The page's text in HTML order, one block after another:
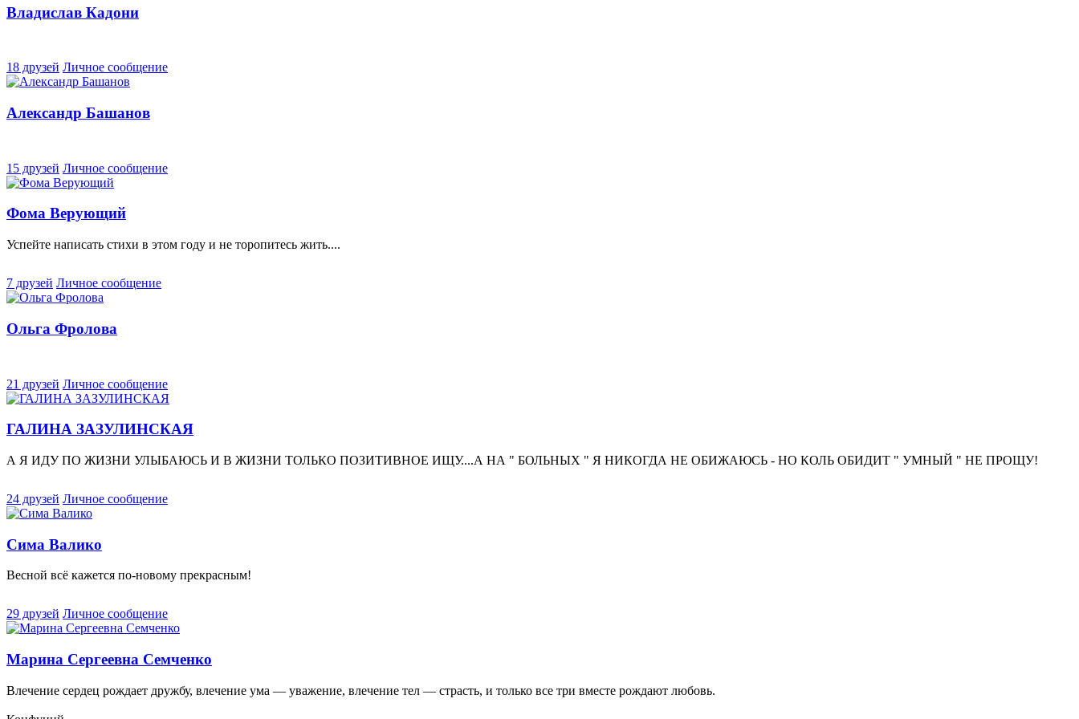
Владислав Кадони
18 друзей Личное сообщение
Александр Башанов
15 друзей Личное сообщение
Фома Верующий
Успейте написать стихи в этом году и не торопитесь жить....
7 друзей Личное сообщение
Ольга Фролова
21 друзей Личное сообщение
ГАЛИНА ЗАЗУЛИНСКАЯ
А Я ИДУ ПО ЖИЗНИ УЛЫБАЮСЬ И В ЖИЗНИ ТОЛЬКО ПОЗИТИВНОЕ ИЩУ....А НА " БОЛЬНЫХ " Я НИКОГДА НЕ ОБИЖАЮСЬ - НО КОЛЬ ОБИДИТ " УМНЫЙ " НЕ ПРОЩУ!
24 друзей Личное сообщение
Сима Валико
Весной всё кажется по-новому прекрасным!
29 друзей Личное сообщение
Марина Сергеевна Семченко
Влечение сердец рождает дружбу, влечение ума — уважение, влечение тел — страсть, и только все три вместе рождают любовь.